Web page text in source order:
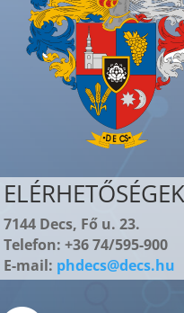
ELÉRHETŐSÉGEK
7144 Decs, Fő u. 23.
Telefon: +36 74/595-900
E-mail: phdecs@decs.hu